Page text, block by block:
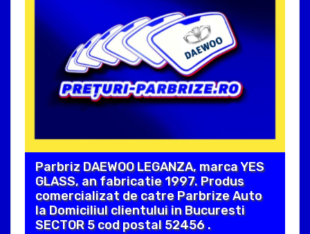
Parbriz DAEWOO LEGANZA, marca YES
GLASS, an fabricatie 1997. Produs
comercializat de catre Parbrize Auto
la Domiciliul clientului in Bucuresti
SECTOR 5 cod postal 52456 .